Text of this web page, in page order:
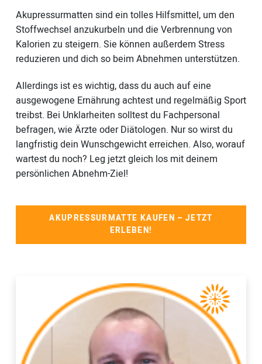
Akupressurmatten sind ein tolles Hilfsmittel, um den
Stoffwechsel anzukurbeln und die Verbrennung von
Kalorien zu steigern. Sie können außerdem Stress
reduzieren und dich so beim Abnehmen unterstützen.
Allerdings ist es wichtig, dass du auch auf eine
ausgewogene Ernährung achtest und regelmäßig Sport
treibst. Bei Unklarheiten solltest du Fachpersonal
befragen, wie Ärzte oder Diätologen. Nur so wirst du
langfristig dein Wunschgewicht erreichen. Also, worauf
wartest du noch? Leg jetzt gleich los mit deinem
persönlichen Abnehm-Ziel!
AKUPRESSURMATTE KAUFEN – JETZT
ERLEBEN!